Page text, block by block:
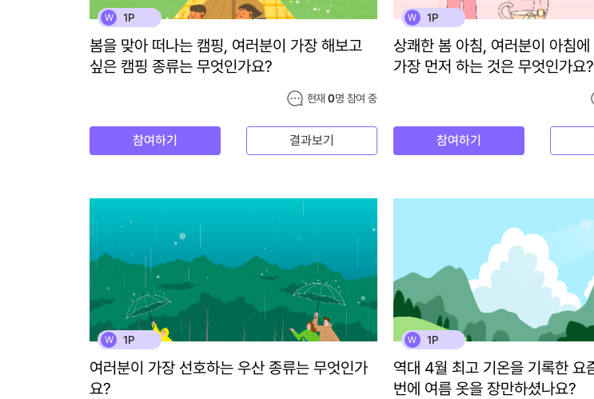
W 1P
봄을 맞아 떠나는 캠핑, 여러분이 가장 해보고
싶은 캠핑 종류는 무엇인가요?
현재0명 참여 중
참여하기 결과보기
W 1P
상쾌한 봄 아침, 여러분이 아침
가장 먼저 하는 것은 무엇인가요?
참여하기
W 1P
여러분이 가장 선호하는 우산 종류는 무엇인가
요?
W 1P
역대 4월 최고 기온을 기록한 요
번에 여름 옷을 장만하셨나요?